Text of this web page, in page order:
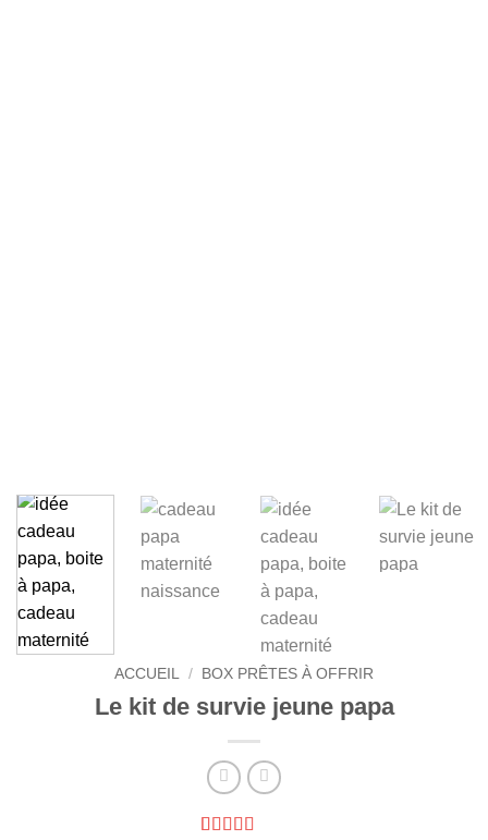
ACCUEIL / BOX PRÊTES À OFFRIR
Le kit de survie jeune papa